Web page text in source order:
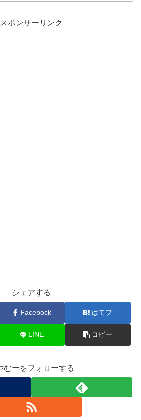
スポンサーリンク
シェアする
Facebook はてブ
LINE コピー
むーをフォローする